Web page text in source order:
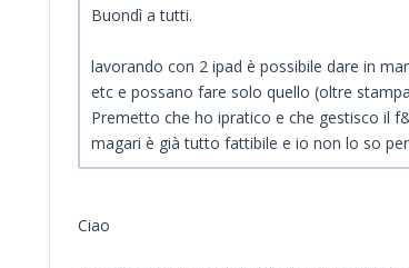
Buondì a tutti.
lavorando con 2 ipad è possibile dare in
etc e possano fare solo quello (oltre
Premetto che ho ipratico e che gestisco il
magari è già tutto fattibile e io non lo so
Ciao